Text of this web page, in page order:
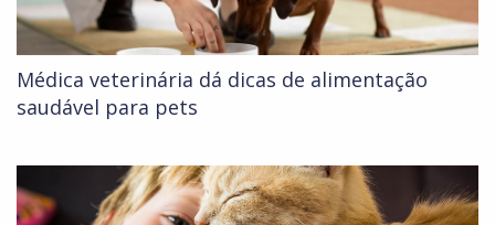
Médica veterinária dá dicas de alimentação
saudável para pets